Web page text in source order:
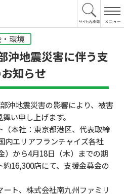
環境
沖地震災害に伴う支
知らせ
沖地震災害の影響により、被害
い申し上げます。
本社：東京都港区、代表取締
内エリアフランチャイズ各社
）から4月18日（木）までの期
16,300店にて、支援金募金の
ト、株式会社南九州ファミリ